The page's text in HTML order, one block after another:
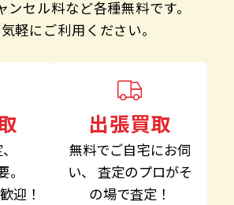
ンセル料など各種無料です。
軽にご利用ください。
迎！
出張買取
無料でご自宅にお伺
い、
査定のプロがそ
の場で査定！